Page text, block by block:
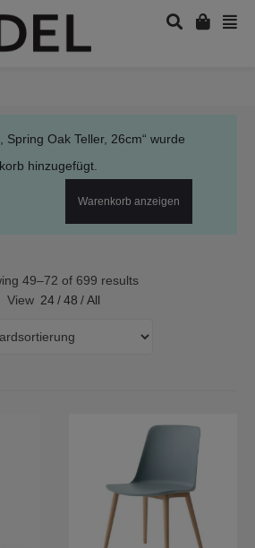
Spring Oak Teller, 26cm“ wurde
hinzugefügt.
Warenkorb anzeigen
49–72 of 699 results
View 24 / 48 / All